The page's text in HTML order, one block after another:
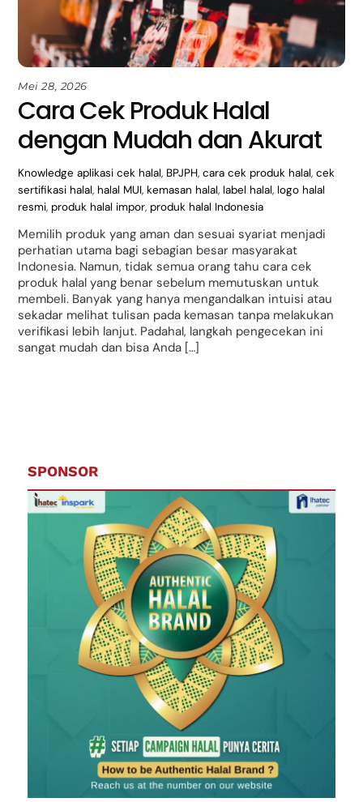
Mei 28, 2026
Cara Cek Produk Halal
dengan Mudah dan Akurat
Knowledge aplikasi cek halal, BPJPH,cara cek produk halal,cek
sertifikasi halal, halal MUI, kemasan halal, label halal, logo halal
resmi, produk halal impor, produk halal Indonesia
Memilih produk yang aman dan sesuai syariat menjadi
perhatian utama bagi sebagian besar masyarakat
Indonesia. Namun, tidak semua orang tahu cara cek
produk halal yang benar sebelum memutuskan untuk
membeli. Banyak yang hanya mengandalkan intuisi atau
sekadar melihat tulisan pada kemasan tanpa melakukan
verifikasi lebih lanjut. Padahal, langkah pengecekan ini
sangat mudah dan bisa Anda […]
SPONSOR